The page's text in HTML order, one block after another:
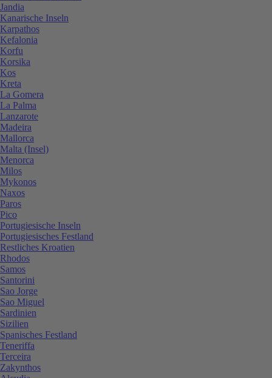
Jandia
Kanarische Inseln
Karpathos
Kefalonia
Korfu
Korsika
Kos
Kreta
La Gomera
La Palma
Lanzarote
Madeira
Mallorca
Malta (Insel)
Menorca
Milos
Mykonos
Naxos
Paros
Pico
Portugiesische Inseln
Portugiesisches Festland
Restliches Kroatien
Rhodos
Samos
Santorini
Sao Jorge
Sao Miguel
Sardinien
Sizilien
Spanisches Festland
Teneriffa
Terceira
Zakynthos